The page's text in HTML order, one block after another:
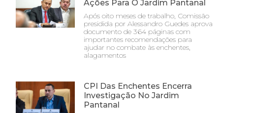
Ações Para O Jardim Pantanal
Após oito meses de trabalho, Comissão
presidida por Alessandro Guedes aprova
documento de 364 páginas com
importantes recomendações para
ajudar no combate às enchentes,
alagamentos
CPI Das Enchentes Encerra
Investigação No Jardim
Pantanal